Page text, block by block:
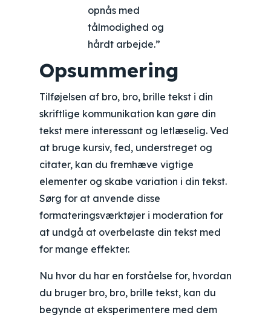
opnås med
tålmodighed og
hårdt arbejde.”
Opsummering
Tilføjelsen af bro, bro, brille tekst i din
skriftlige kommunikation kan gøre din
tekst mere interessant og letlæselig. Ved
at bruge kursiv, fed, understreget og
citater, kan du fremhæve vigtige
elementer og skabe variation i din tekst.
Sørg for at anvende disse
formateringsværktøjer i moderation for
at undgå at overbelaste din tekst med
for mange effekter.
Nu hvor du har en forståelse for, hvordan
du bruger bro, bro, brille tekst, kan du
begynde at eksperimentere med dem